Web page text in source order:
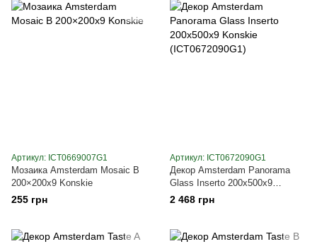
Артикул: ICT0669007G1
Мозаика Amsterdam Mosaic B
200×200x9 Konskie
255 грн
Артикул: ICT0672090G1
Декор Amsterdam Panorama
Glass Inserto 200x500x9
Konskie (ICT0672090G1)
2 468 грн